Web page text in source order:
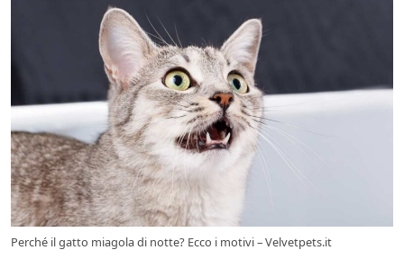
Perché il gatto miagola di notte? Ecco i motivi – Velvetpets.it